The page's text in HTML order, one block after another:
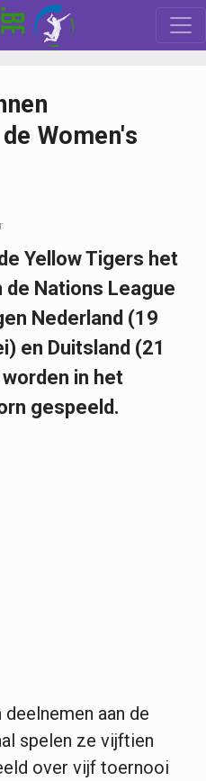
Women's
Yellow Tigers het
Nations League
Nederland (19
en Duitsland (21
in het
gespeeld.
aan de
spelen ze vijftien
over vijf toernooi